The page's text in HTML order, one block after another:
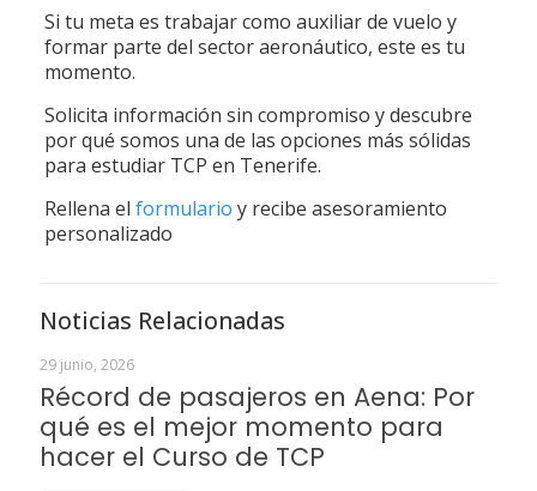
Si tu meta es trabajar como auxiliar de vuelo y
formar parte del sector aeronáutico, este es tu
momento.
Solicita información sin compromiso y descubre
por qué somos una de las opciones más sólidas
para estudiar TCP en Tenerife.
Rellena el formulario y recibe asesoramiento
personalizado
Noticias Relacionadas
29 junio, 2026
Récord de pasajeros en Aena: Por
qué es el mejor momento para
hacer el Curso de TCP